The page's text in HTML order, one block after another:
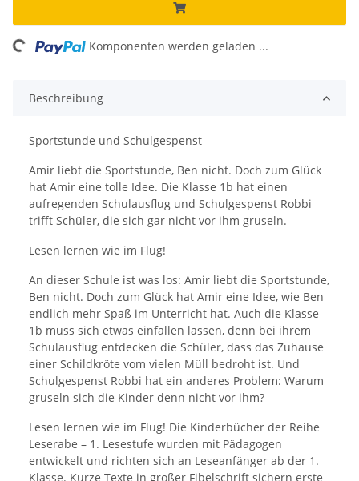
Komponenten werden geladen ...
Beschreibung
Sportstunde und Schulgespenst
Amir liebt die Sportstunde, Ben nicht. Doch zum Glück
hat Amir eine tolle Idee. Die Klasse 1b hat einen
aufregenden Schulausflug und Schulgespenst Robbi
trifft Schüler, die sich gar nicht vor ihm gruseln.
Lesen lernen wie im Flug!
An dieser Schule ist was los: Amir liebt die Sportstunde,
Ben nicht. Doch zum Glück hat Amir eine Idee, wie Ben
endlich mehr Spaß im Unterricht hat. Auch die Klasse
1b muss sich etwas einfallen lassen, denn bei ihrem
Schulausflug entdecken die Schüler, dass das Zuhause
einer Schildkröte vom vielen Müll bedroht ist. Und
Schulgespenst Robbi hat ein anderes Problem: Warum
gruseln sich die Kinder denn nicht vor ihm?
Lesen lernen wie im Flug! Die Kinderbücher der Reihe
Leserabe – 1. Lesestufe wurden mit Pädagogen
entwickelt und richten sich an Leseanfänger ab der 1.
Klasse. Kurze Texte in großer Fibelschrift sichern erste